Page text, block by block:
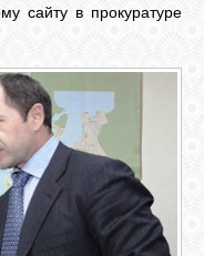
сайту в прокуратуре